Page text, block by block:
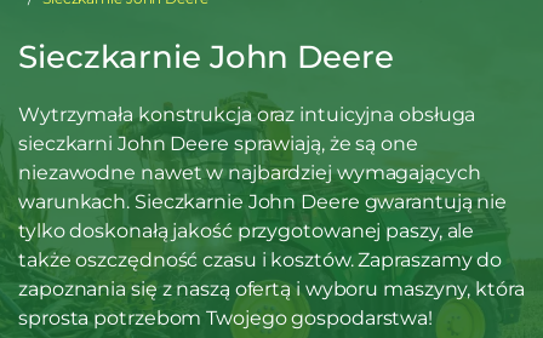
Sieczkarnie John Deere
Wytrzymała konstrukcja oraz intuicyjna obsługa
sieczkarni John Deere sprawiają, że są one
niezawodne nawet w najbardziej wymagających
warunkach. Sieczkarnie John Deere gwarantują nie
tylko doskonałą jakość przygotowanej paszy, ale
także oszczędność czasu i kosztów. Zapraszamy do
zapoznania się z naszą ofertą i wyboru maszyny, która
sprosta potrzebom Twojego gospodarstwa!